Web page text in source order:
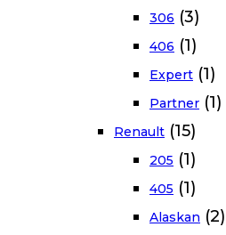
306 (3)
406 (1)
Expert (1)
Partner (1)
Renault (15)
205 (1)
405 (1)
Alaskan (2)